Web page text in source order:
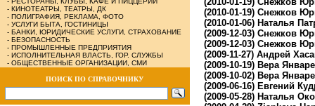
- КИНОТЕАТРЫ, ТЕАТРЫ, ДК
- ПОЛИГРАФИЯ, РЕКЛАМА, ФОТО
- УСЛУГИ БЫТА, ГОСТИНИЦЫ
- БАНКИ, ЮРИДИЧЕСКИЕ УСЛУГИ, СТРАХОВАНИЕ
- БЕЗОПАСНОСТЬ
- ПРОМЫШЛЕННЫЕ ПРЕДПРИЯТИЯ
- ИСПОЛНИТЕЛЬНАЯ ВЛАСТЬ, ГОР. СЛУЖБЫ
- ОБЩЕСТВЕННЫЕ ОРГАНИЗАЦИИ, СМИ
ПОИСК ПО СПРАВОЧНИКУ
(2010-01-19) Снежков
(2010-01-06) Наталья
(2009-12-03) Снежков
(2009-12-03) Снежков
(2009-11-27) Андрей
(2009-10-19) Вера
(2009-10-02) Вера
(2009-06-16) Евгений
(2009-05-28) Наталья